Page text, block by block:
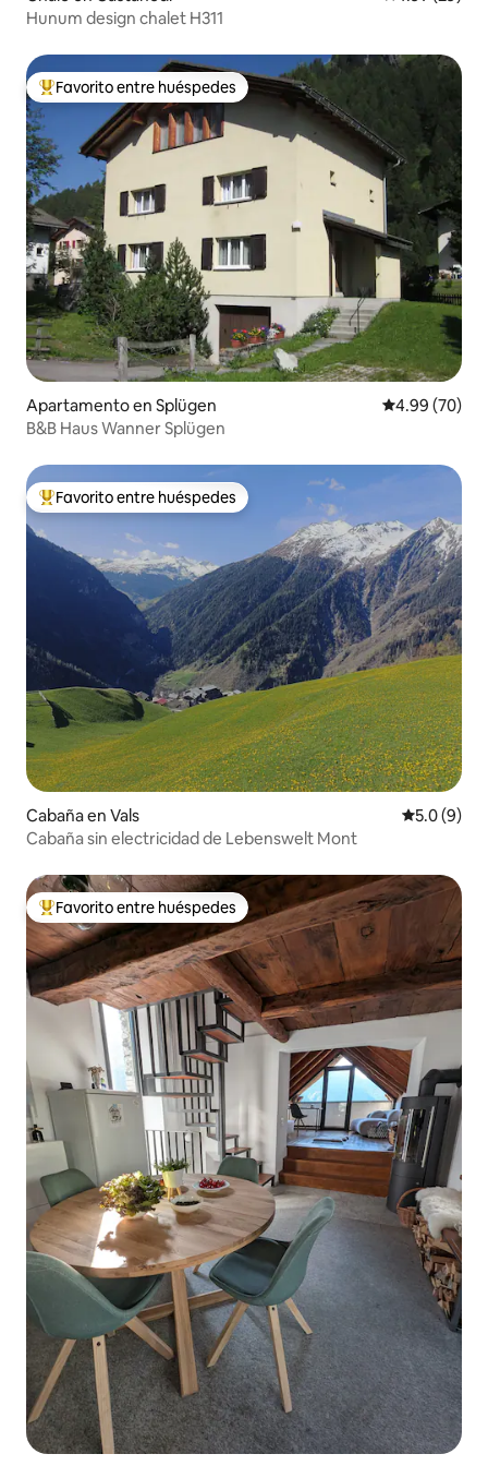
Hunum design chalet H311
Favorito entre huéspedes preferido
Favorito entre huéspedes
Apartamento en Splügen Calificación
4.99 (70)
B&B Haus Wanner Splügen
Favorito entre huéspedes preferido
Favorito entre huéspedes
Cabaña en Vals
5.0 (9)
Cabaña sin electricidad de Lebenswelt Mont
Favorito entre huéspedes preferido
Favorito entre huéspedes